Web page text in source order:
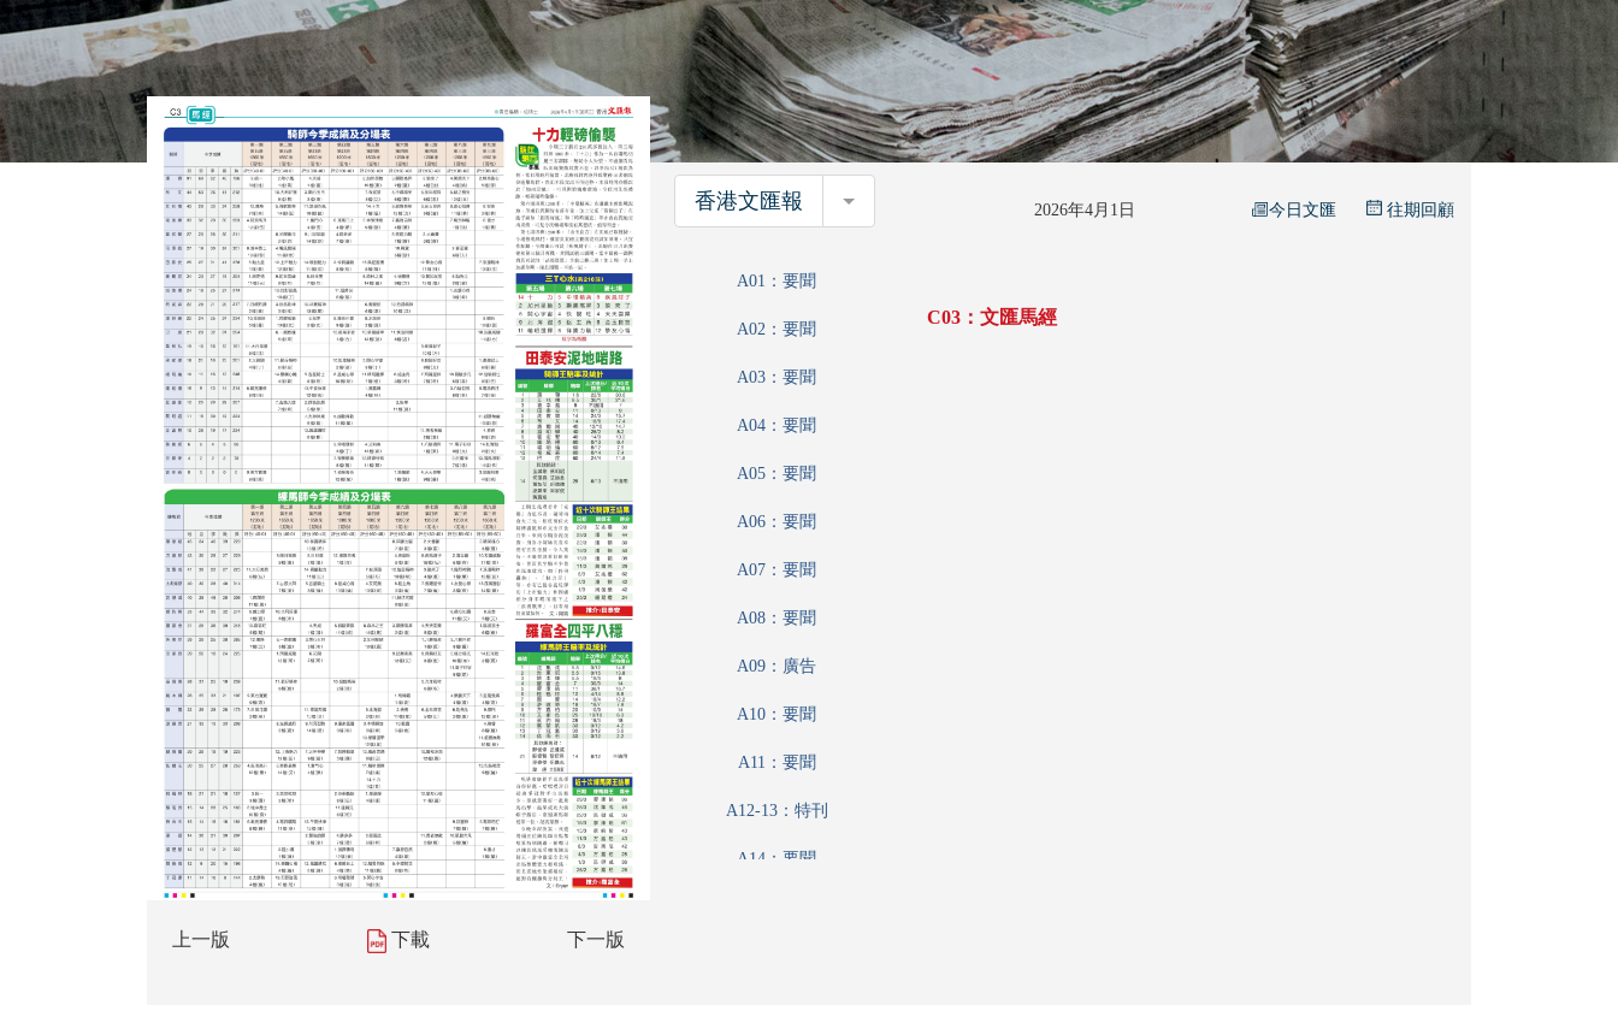
上一版 下載 下一版
香港文匯報 香港文匯報 2026年4月1日 今日文匯 往期回顧
A01：要聞
A02：要聞
A03：要聞
A04：要聞
A05：要聞
A06：要聞
A07：要聞
A08：要聞
A09：廣告
A10：要聞
A11：要聞
A12-13：特刊
A14：要聞
C03：文匯馬經